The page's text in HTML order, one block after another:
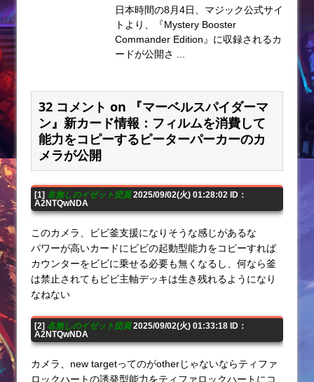
日本時間の8月4日、マジック公式サイ
トより、『Mystery Booster
Commander Edition』に収録されるカ
ードが公開さ ...
32 コメント on 『マーベルスパイダーマ
ン』新カード情報：フィルムを消費して
能力をコピーするピーターパーカーのカ
メラが公開
[1] 名無しのイゼット団員2025/09/02(火) 01:28:02 ID：
A2NTQwNDA
このカメラ、ビビ釜支援になりそうな感じがあるな
パワーが高いカードにビビの起動型能力をコピーすれば
カウンターをビビに乗せる必要も無くなるし、何なら釜
は禁止されてもビビ主軸デッキは生き残れるようになり
なねない
[2] 名無しのイゼット団員2025/09/02(火) 01:33:18 ID：
A2NTQwNDA
カメラ、new targetってのがotherじゃないならティファ
ロックハートの誘発型能力をティファロックハートにコ